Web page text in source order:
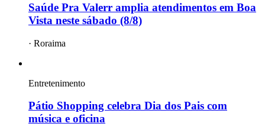
Saúde Pra Valerr amplia atendimentos em Boa
Vista neste sábado (8/8)
· Roraima
Entretenimento
Pátio Shopping celebra Dia dos Pais com
música e oficina